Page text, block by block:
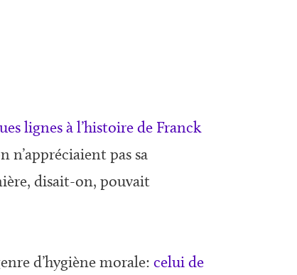
lignes à l’histoire de Franck
n’appréciaient pas sa
disait-on, pouvait
d’hygiène morale:celui de